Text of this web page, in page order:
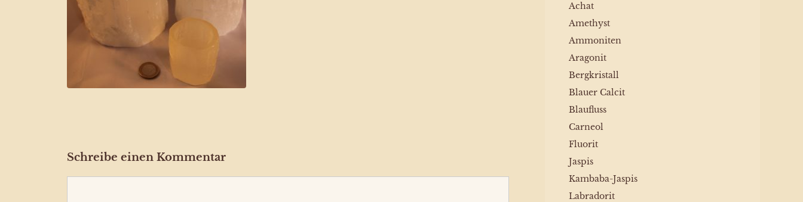
Schreibe einen Kommentar
Achat
Amethyst
Ammoniten
Aragonit
Bergkristall
Blauer Calcit
Blaufluss
Carneol
Fluorit
Jaspis
Kambaba-Jaspis
Labradorit